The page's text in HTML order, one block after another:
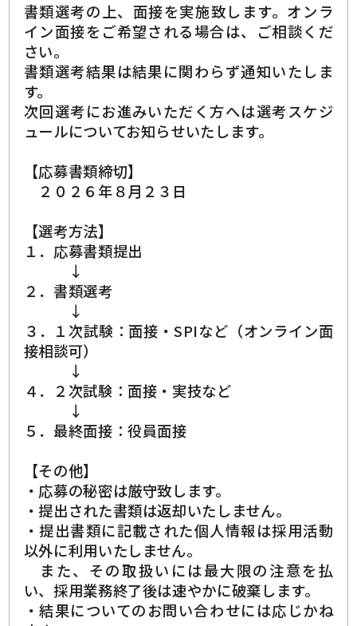
書類選考の上、面接を実施致します。オンラ
イン面接をご希望される場合は、ご相談くだ
さい。
書類選考結果は結果に関わらず通知いたしま
す。
次回選考にお進みいただく方へは選考スケジ
ュールについてお知らせいたします。
【応募書類締切】
２０２６年８月２３日
【選考方法】
１．応募書類提出
↓
２．書類選考
↓
３．１次試験：面接・SPIなど（オンライン面
接相談可）
↓
４．２次試験：面接・実技など
↓
５．最終面接：役員面接
【その他】
・応募の秘密は厳守致します。
・提出された書類は返却いたしません。
・提出書類に記載された個人情報は採用活動
以外に利用いたしません。
また、その取扱いには最大限の注意を払
い、採用業務終了後は速やかに破棄します。
・結果についてのお問い合わせには応じかね